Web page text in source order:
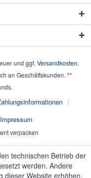
und ggf. Versandkosten.
an Geschäftskunden. **
Impressum
verpacken
technischen Betrieb der
werden. Andere
dieser Website erhöhen,